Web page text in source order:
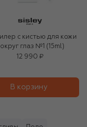
с кистью для кожи
вокруг глаз №1 (15ml)
12 990 ₽
В корзину